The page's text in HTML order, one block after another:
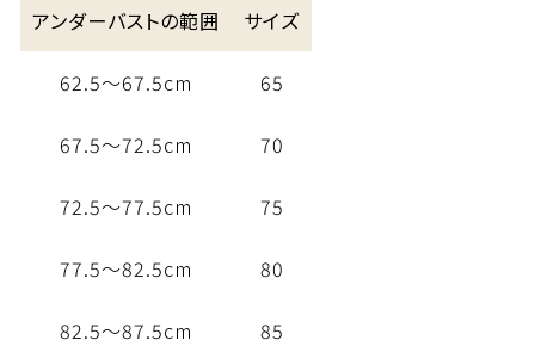
アンダーバストの範囲 サイズ
62.5～67.5cm 65
67.5～72.5cm 70
72.5～77.5cm 75
77.5～82.5cm 80
82.5～87.5cm 85